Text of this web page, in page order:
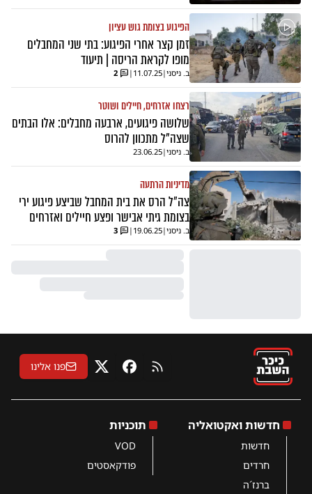
הפיגוע בצומת גוש עציון
זמן קצר אחרי הפיגוע: בתי שני המחבלים
מופו לקראת הריסה | תיעוד
ב. ניסני|
11.07.25
|
2
רצחו אזרחים, חיילים ושוטר
שלושה פיגועים, ארבעה מחבלים: אלו הבתים
שצה"ל מתכוון להרוס
ב. ניסני|
23.06.25
מדיניות הרתעה
צה״ל הרס את בית המחבל שביצע פיגוע ירי
בצומת גיתי אבישר ופצע חיילים ואזרחים
ב. ניסני|
19.06.25
|
3
RSS פייסבוקX פנו אלינו
חדשות ואקטואליה
חדשות
חרדים
ברנז´ה
תוכניות
VOD
פודקאסטים